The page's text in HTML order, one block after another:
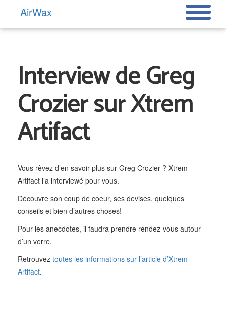
AirWax
Interview de Greg
Crozier sur Xtrem
Artifact
Vous rêvez d’en savoir plus sur Greg Crozier ? Xtrem
Artifact l’a interviewé pour vous.
Découvre son coup de coeur, ses devises, quelques
conseils et bien d’autres choses!
Pour les anecdotes, il faudra prendre rendez-vous autour
d’un verre.
Retrouvez toutes les informations sur l’article d’Xtrem
Artifact.